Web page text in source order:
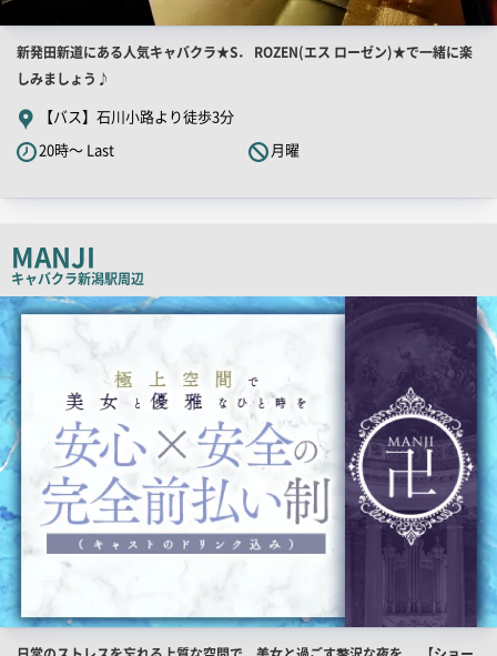
店
舗
PR
キ
ャ
ピ
ー
新発田新道にある人気キャバクラ★S． ROZEN(エス ローゼン)★で一緒に楽
しみましょう♪
【バス】石川小路より徒歩3分
20時～ Last
月曜
MANJI
キャバクラ新潟駅周辺
店
舗
PR
画